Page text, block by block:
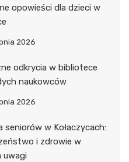
opowieści dla dzieci w
2026
odkrycia w bibliotece
naukowców
2026
seniorów w Kołaczycach:
i zdrowie w
uwagi